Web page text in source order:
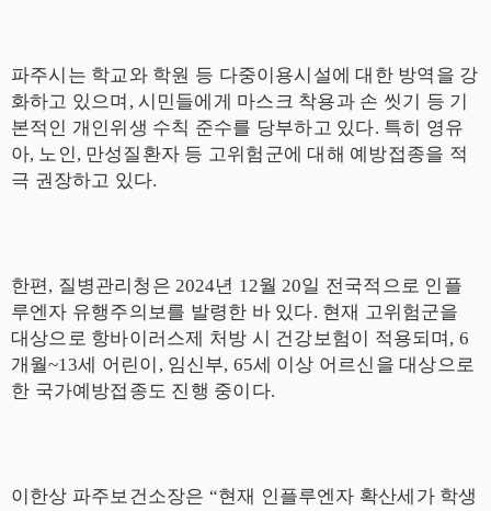
파주시는 학교와 학원 등 다중이용시설에 대한 방역을 강
화하고 있으며 , 시민들에게 마스크 착용과 손 씻기 등 기
본적인 개인위생 수칙 준수를 당부하고 있다. 특히 영유
아, 노인, 만성질환자 등 고위험군에 대해 예방접종을 적
극 권장하고 있다.
한편, 질병관리청은2024년 12월20일 전국적으로 인플
루엔자 유행주의보를 발령한 바 있다. 현재 고위험군을
대상으로 항바이러스제 처방 시 건강보험이 적용되며 , 6
개월~13세 어린이 , 임신부, 65세 이상 어르신을 대상으로
한 국가예방접종도 진행 중이다.
이한상 파주보건소장은 “현재 인플루엔자 확산세가 학생